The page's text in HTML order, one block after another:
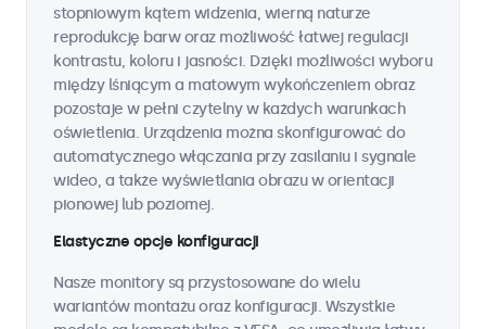
stopniowym kątem widzenia, wierną naturze
reprodukcję barw oraz możliwość łatwej regulacji
kontrastu, koloru i jasności. Dzięki możliwości wyboru
między lśniącym a matowym wykończeniem obraz
pozostaje w pełni czytelny w każdych warunkach
oświetlenia. Urządzenia można skonfigurować do
automatycznego włączania przy zasilaniu i sygnale
wideo, a także wyświetlania obrazu w orientacji
pionowej lub poziomej.
Elastyczne opcje konfiguracji
Nasze monitory są przystosowane do wielu
wariantów montażu oraz konfiguracji. Wszystkie